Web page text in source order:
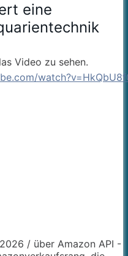
eine
Video zu sehen.
/ über Amazon API -